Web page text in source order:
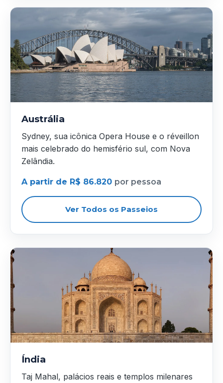
Austrália
Sydney, sua icônica Opera House e o réveillon
mais celebrado do hemisfério sul, com Nova
Zelândia.
A partir de R$ 86.820 por pessoa
Ver Todos os Passeios
Índia
Taj Mahal, palácios reais e templos milenares